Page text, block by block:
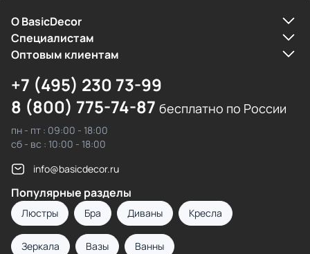
О BasicDecor
Cпециалистам
Оптовым клиентам
+7 (495) 230 73-99
8 (800) 775-74-87 бесплатно по России
пн - пт : 09:00 - 18:00
сб - вс : 10:00 - 18:00
info@basicdecor.ru
Популярные разделы
Люстры Бра Диваны Кресла
Зеркала Вазы Ванны